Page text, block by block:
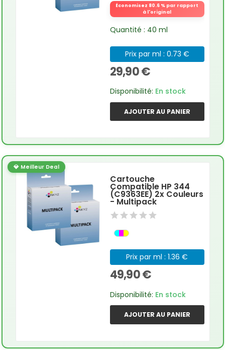
Économisez 80.6 % par rapport
à l'original
Quantité : 40 ml
Prix par ml : 0.73 €
29,90 €
Disponibilité: En stock
AJOUTER AU PANIER
💎 Meilleur Deal
Cartouche
Compatible HP 344
(C9363EE) 2x Couleurs
- Multipack
Prix par ml : 1.36 €
49,90 €
Disponibilité: En stock
AJOUTER AU PANIER